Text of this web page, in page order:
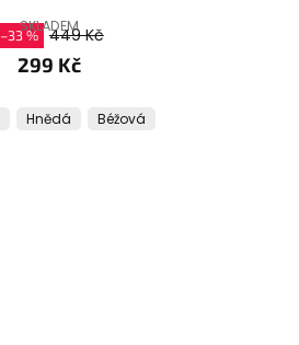
SKLADEM
–33 % 449 Kč
299 Kč
Hnědá Béžová